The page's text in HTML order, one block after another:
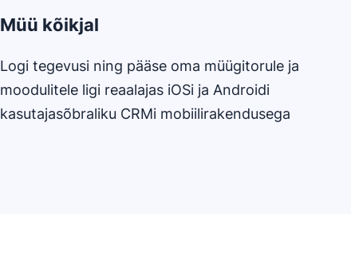
Müü kõikjal
Logi tegevusi ning pääse oma müügitorule ja
moodulitele ligi reaalajas iOSi ja Androidi
kasutajasõbraliku CRMi mobiilirakendusega